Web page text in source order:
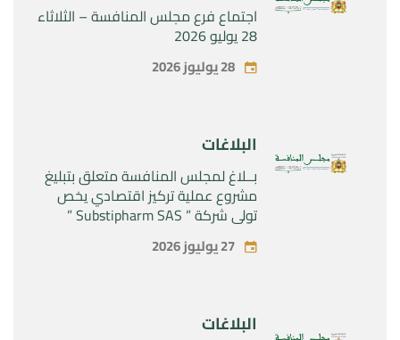
اجتماع فرع مجلس المنافسة – الثلاثاء
28 يوليو 2026
28 يوليوز 2026
البلاغات
بــلاغ لمجلس المنافسة متعلق بتبليغ
مشروع عملية تركيز اقتصادي يخص
تولي شركة ” Substipharm SAS ”
المراقبة الحصرية للأصول والحقوق
المتعلقة بالمنتجين الصيدلانيين”
27 يوليوز 2026
البلاغات